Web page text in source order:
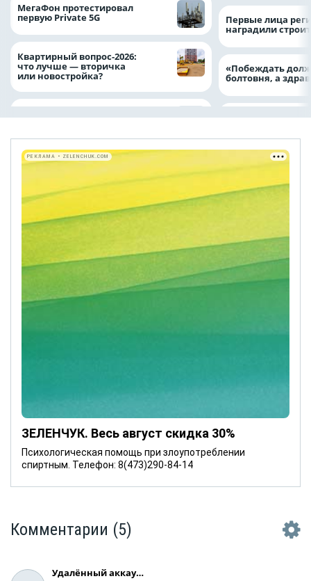
МегаФон протестировал
первую Private 5G
Квартирный вопрос-2026:
что лучше — вторичка
или новостройка?
Первые лица
наградили
«Побеждать
болтовня, а
ЗЕЛЕНЧУК. Весь август скидка 30%
Психологическая помощь при злоупотреблении
спиртным. Телефон: 8(473)290-84-14
РЕКЛАМА • ZELENCHUK.COM
Комментарии (5)
Удалённый аккаунт